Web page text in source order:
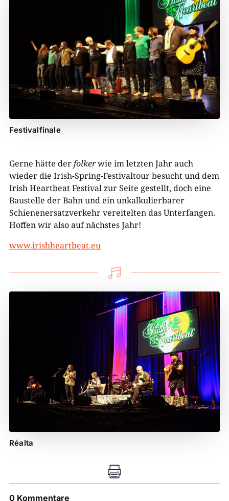
Festivalfinale
Gerne hätte derfolkerwie im letzten Jahr auch
wieder die Irish-Spring-Festivaltour besucht und dem
Irish Heartbeat Festival zur Seite gestellt, doch eine
Baustelle der Bahn und ein unkalkulierbarer
Schienenersatzverkehr vereitelten das Unterfangen.
Hoffen wir also auf nächstes Jahr!
www.irishheartbeat.eu

Réalta

0 Kommentare